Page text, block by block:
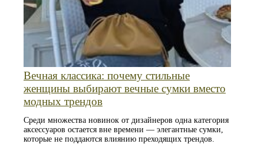
Вечная классика: почему стильные
женщины выбирают вечные сумки вместо
модных трендов
Среди множества новинок от дизайнеров одна категория
аксессуаров остается вне времени — элегантные сумки,
которые не поддаются влиянию преходящих трендов.